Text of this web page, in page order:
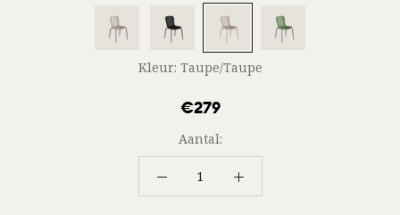
Taupe/BlackBlack Taupe/TaupeOlive/Black
Kleur: Taupe/Taupe
€279
Aantal: